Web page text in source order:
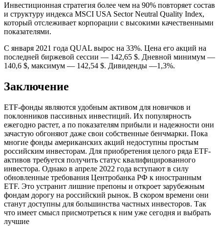
Инвестиционная стратегия более чем на 90% повторяет состав
и структуру индекса MSCI USA Sector Neutral Quality Index,
который отслеживает корпорации с высокими качественными
показателями.
С января 2021 года QUAL вырос на 33%. Цена его акций на
последней биржевой сессии — 142,65 $. Дневной минимум —
140,6 $, максимум — 142,54 $. Дивиденды —1,3%.
Заключение
ETF-фонды являются удобным активом для новичков и
поклонников пассивных инвестиций. Их популярность
ежегодно растет, а по показателям прибыли и надежности они
зачастую обгоняют даже свои собственные бенчмарки. Пока
многие фонды американских акций недоступны простым
российским инвесторам. Для приобретения целого ряда ETF-
активов требуется получить статус квалифицированного
инвестора. Однако в апреле 2022 года вступают в силу
обновленные требования Центробанка РФ к иностранным
ETF. Это устранит лишние препоны и откроет зарубежным
фондам дорогу на российский рынок. В скором времени они
станут доступны для большинства частных инвесторов. Так
что имеет смысл присмотреться к ним уже сегодня и выбрать
лучшие